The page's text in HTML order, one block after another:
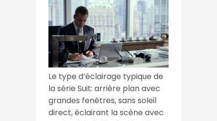
Le type d’éclairage typique de
la série Suit: arrière plan avec
grandes fenêtres, sans soleil
direct, éclairant la scène avec